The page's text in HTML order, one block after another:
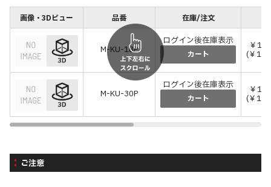
画像・3Dビュー 品番 在庫/注文
M-KU-18P
ログイン後在庫表示
カート
￥
(￥
M-KU-30P
ログイン後在庫表示
カート
￥
(￥
ご注意